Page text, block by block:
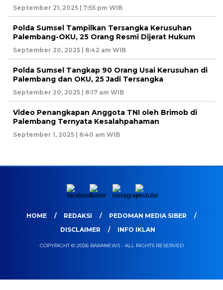
September 21, 2025 | 7:55 pm WIB
Polda Sumsel Tampilkan Tersangka Kerusuhan
Palembang-OKU, 25 Orang Resmi Dijerat Hukum
September 20, 2025 | 8:42 am WIB
Polda Sumsel Tangkap 90 Orang Usai Kerusuhan di
Palembang dan OKU, 25 Jadi Tersangka
September 20, 2025 | 8:17 am WIB
Video Penangkapan Anggota TNI oleh Brimob di
Palembang Ternyata Kesalahpahaman
September 1, 2025 | 6:40 am WIB
HOME REDAKSI
PEDOMAN MEDIA SIBER
DISCLAIMER
INFO IKLAN
COPYRIGHT © 2026 BARANEWS - ALL RIGHTS RESERVED